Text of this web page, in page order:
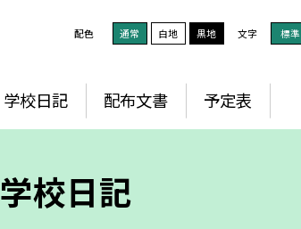
配色 通常 白地 黒地 文字 標準
学校日記 配布文書 予定表
学校日記